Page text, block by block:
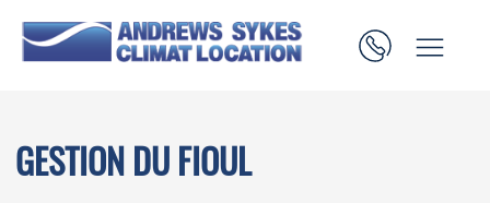
GESTION DU FIOUL